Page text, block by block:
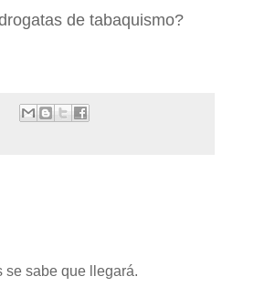
de tabaquismo?
se sabe que llegará.